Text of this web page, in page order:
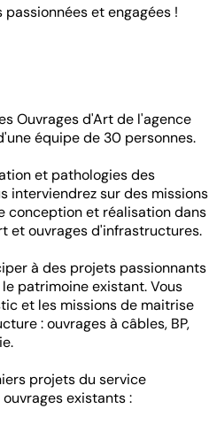
et engagées !
Ouvrages d'Art de l'agence
équipe de 30 personnes.
et pathologies des
interviendrez sur des missions
conception et réalisation dans
et ouvrages d'infrastructures.
à des projets passionnants
patrimoine existant. Vous
et les missions de maitrise
: ouvrages à câbles, BP,
projets du service
existants :